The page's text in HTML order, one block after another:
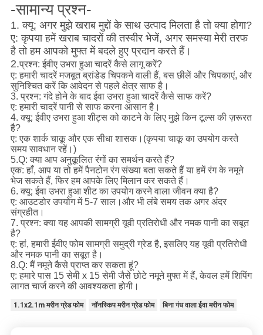
-सामान्य प्रश्न-
1. क्यू: अगर मुझे खराब मुद्दों के साथ उत्पाद मिलता है तो क्या होगा?
ए: कृपया हमें खराब चादरों की तस्वीर भेजें, अगर समस्या मेरी तरफ
है तो हम आपको मुफ्त में बदले हुए प्रदान करते हैं।
2.प्रश्न: ईवीए उभरा हुआ चादरें कैसे लागू करें?
ए: हमारी चादरें मजबूत ब्रांडेड चिपकने वाली हैं, बस छीलें और चिपकाएं, और
सुनिश्चित करें कि आवेदन से पहले क्षेत्र साफ है।
3. प्रश्न: गंदे होने के बाद ईवा उभरा हुआ चादरें कैसे साफ करें?
ए: हमारी चादरें पानी से साफ करना आसान है।
4. क्यू: ईवीए उभरा हुआ शीट्स को काटने के लिए मुझे किन टूल्स की ज़रूरत
है?
ए: एक शार्क चाकू और एक सीधा शासक।(कृपया चाकू का उपयोग करते
समय सावधान रहें।)
5.Q: क्या आप अनुकूलित रंगों का समर्थन करते हैं?
एक: हाँ, आप या तो हमें पैनटोन रंग संख्या बता सकते हैं या हमें रंग के नमूने
भेज सकते हैं, फिर हम आपके लिए मिलान कर सकते हैं।
6. क्यू: ईवा उभरा हुआ शीट का उपयोग करने वाला जीवन क्या है?
ए: आउटडोर उपयोग में 5-7 साल।और भी लंबे समय तक अगर अंदर
संग्रहीत।
7. प्रश्न: क्या यह आपकी सामग्री यूवी प्रतिरोधी और नमक पानी का सबूत
है?
ए: हां, हमारी ईवीए फोम सामग्री समुद्री ग्रेड है, इसलिए यह यूवी प्रतिरोधी
और नमक पानी का सबूत है।
8.Q: मैं नमूने कैसे प्राप्त कर सकता हूं?
ए: हमारे पास 15 सेमी x 15 सेमी जैसे छोटे नमूने मुफ्त में हैं, केवल हमें शिपिंग
लागत चार्ज करने की आवश्यकता होगी।
1.1x2.1m मरीन ग्रेड फोम नॉनस्किप मरीन ग्रेड फोम बिना गंध वाला ईवा मरीन फोम